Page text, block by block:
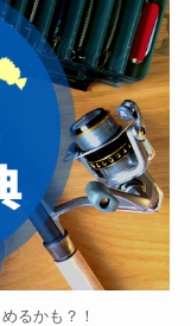
るかも？！